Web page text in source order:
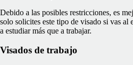
Debido a las posibles restricciones, es
solo solicites este tipo de visado si vas al
a estudiar más que a trabajar.
Visados de trabajo